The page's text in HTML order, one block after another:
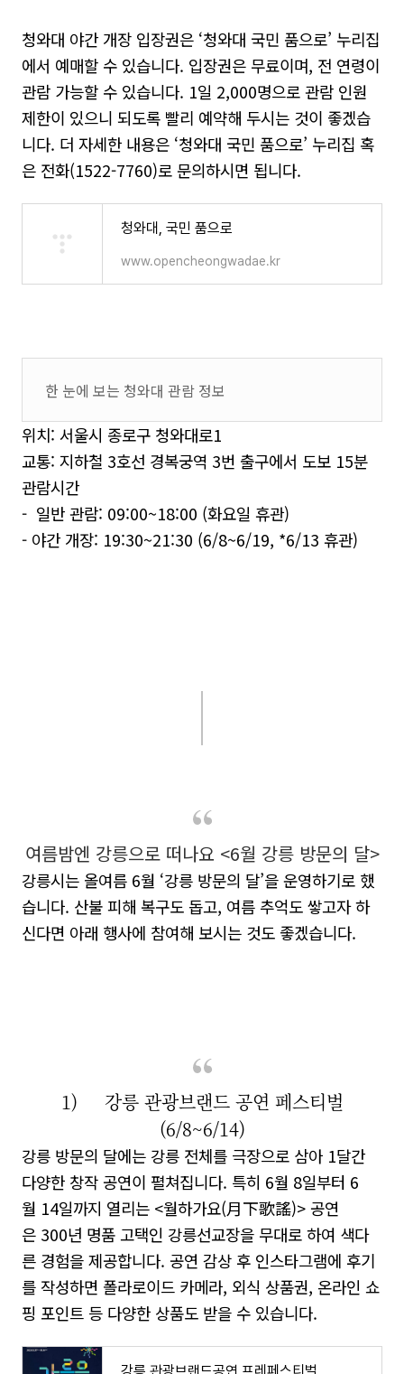
청와대 야간 개장 입장권은 ‘청와대 국민 품으로’ 누리집
에서 예매할 수 있습니다. 입장권은 무료이며, 전 연령이
관람 가능할 수 있습니다. 1일 2,000명으로 관람 인원
제한이 있으니 되도록 빨리 예약해 두시는 것이 좋겠습
니다. 더 자세한 내용은 ‘청와대 국민 품으로’ 누리집 혹
은 전화(1522-7760)로 문의하시면 됩니다.
청와대, 국민 품으로
www.opencheongwadae.kr
한 눈에 보는 청와대 관람 정보
위치: 서울시 종로구 청와대로1
교통: 지하철 3호선 경복궁역 3번 출구에서 도보 15분
관람시간
- 일반 관람: 09:00~18:00 (화요일 휴관)
- 야간 개장: 19:30~21:30 (6/8~6/19, *6/13 휴관)
여름밤엔 강릉으로 떠나요 <6월 강릉 방문의 달>
강릉시는 올여름 6월 ‘강릉 방문의 달’을 운영하기로 했
습니다. 산불 피해 복구도 돕고, 여름 추억도 쌓고자 하
신다면 아래 행사에 참여해 보시는 것도 좋겠습니다.
1) 강릉 관광브랜드 공연 페스티벌
(6/8~6/14)
강릉 방문의 달에는 강릉 전체를 극장으로 삼아 1달간
다양한 창작 공연이 펼쳐집니다. 특히 6월 8일부터 6
월 14일까지 열리는 <월하가요(月下歌謠)> 공연
은 300년 명품 고택인 강릉선교장을 무대로 하여 색다
른 경험을 제공합니다. 공연 감상 후 인스타그램에 후기
를 작성하면 폴라로이드 카메라, 외식 상품권, 온라인 쇼
핑 포인트 등 다양한 상품도 받을 수 있습니다.